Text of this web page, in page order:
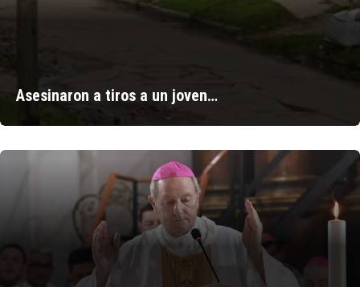
Asesinaron a tiros a un joven…